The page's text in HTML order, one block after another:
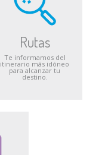
Rutas
Te informamos del
itinerario más idóneo
para alcanzar tu
destino.